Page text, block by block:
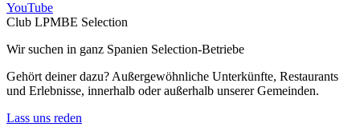
YouTube
Club LPMBE Selection
Wir suchen in ganz Spanien Selection-Betriebe
Gehört deiner dazu? Außergewöhnliche Unterkünfte, Restaurants
und Erlebnisse, innerhalb oder außerhalb unserer Gemeinden.
Lass uns reden